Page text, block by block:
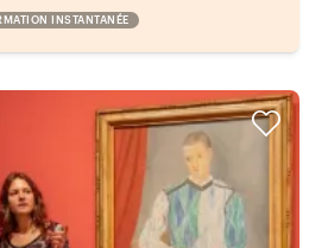
INSTANTANÉE